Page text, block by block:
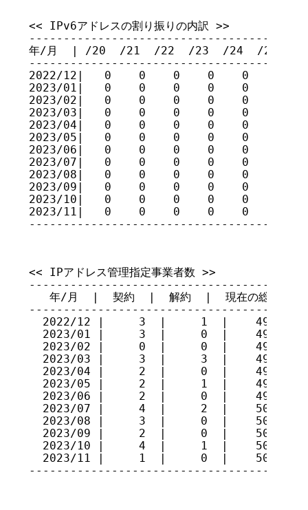
<< IPv6アドレスの割り振りの内訳 >>
年/月  | /20  /21  /22  /23  /24  /25  /
2022/12|   0    0    0    0    0    0
2023/01|   0    0    0    0    0    0
2023/02|   0    0    0    0    0    0
2023/03|   0    0    0    0    0    0
2023/04|   0    0    0    0    0    0
2023/05|   0    0    0    0    0    0
2023/06|   0    0    0    0    0    0
2023/07|   0    0    0    0    0    0
2023/08|   0    0    0    0    0    0
2023/09|   0    0    0    0    0    0
2023/10|   0    0    0    0    0    0
2023/11|   0    0    0    0    0    0
<< IPアドレス管理指定事業者数 >>
   年/月  |  契約  |  解約  |  現在の総数
  2022/12 |     3  |     1  |    490
  2023/01 |     3  |     0  |    493
  2023/02 |     0  |     0  |    493
  2023/03 |     3  |     3  |    493
  2023/04 |     2  |     0  |    495
  2023/05 |     2  |     1  |    496
  2023/06 |     2  |     0  |    498
  2023/07 |     4  |     2  |    500
  2023/08 |     3  |     0  |    503
  2023/09 |     2  |     0  |    505
  2023/10 |     4  |     1  |    508
  2023/11 |     1  |     0  |    509